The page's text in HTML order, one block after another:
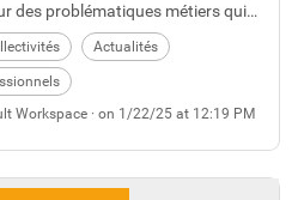
des problématiques métiers qui
Pour se projeter plus
rendez-vous ont été posés.
Actualités
Workspace · on 1/22/25 at 12:19 PM